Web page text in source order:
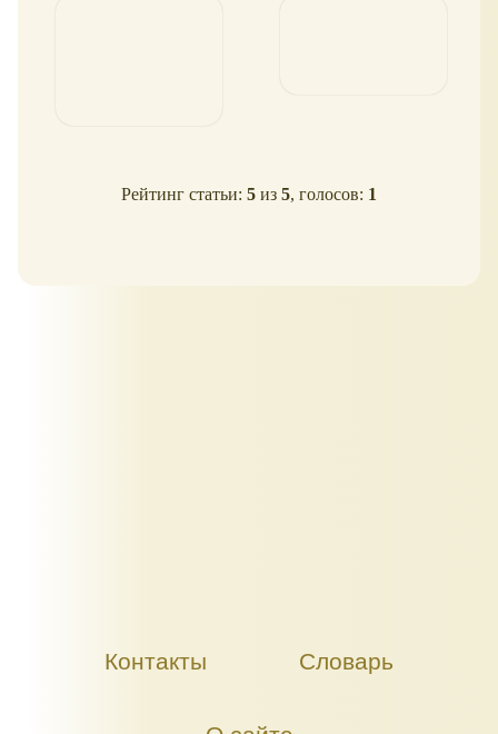
Рейтинг статьи: 5 из 5, голосов: 1
Контакты Словарь